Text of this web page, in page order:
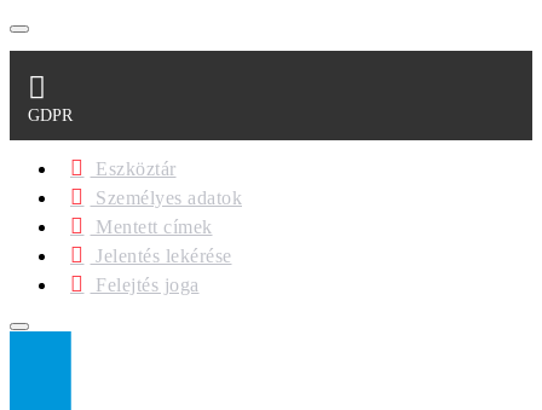
GDPR
Eszköztár
Személyes adatok
Mentett címek
Jelentés lekérése
Felejtés joga